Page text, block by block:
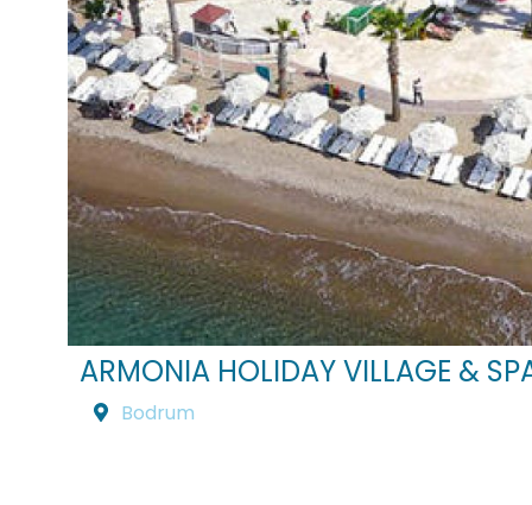
ARMONIA HOLIDAY VILLAGE &
Bodrum